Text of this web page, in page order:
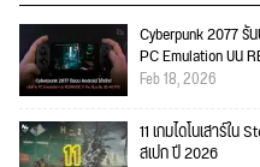
Cyberpunk 2077 รั
PC Emulation บน
Feb 18, 2026
11 เกมไดโนเสาร์ใ
สเปก ปี 2026